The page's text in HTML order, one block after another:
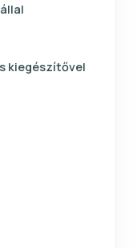
kiegészítővel